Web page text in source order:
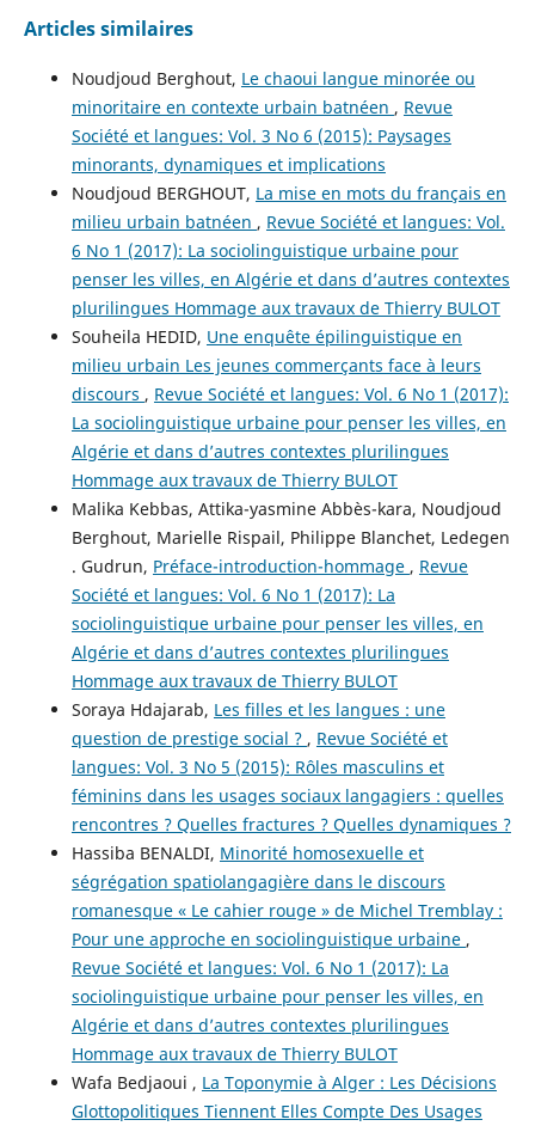
Articles similaires
Noudjoud Berghout, Le chaoui langue minorée ou
minoritaire en contexte urbain batnéen , Revue
Société et langues: Vol. 3 No 6 (2015): Paysages
minorants, dynamiques et implications
Noudjoud BERGHOUT, La mise en mots du français en
milieu urbain batnéen , Revue Société et langues: Vol.
6 No 1 (2017): La sociolinguistique urbaine pour
penser les villes, en Algérie et dans d’autres contextes
plurilingues Hommage aux travaux de Thierry BULOT
Souheila HEDID, Une enquête épilinguistique en
milieu urbain Les jeunes commerçants face à leurs
discours , Revue Société et langues: Vol. 6 No 1 (2017):
La sociolinguistique urbaine pour penser les villes, en
Algérie et dans d’autres contextes plurilingues
Hommage aux travaux de Thierry BULOT
Malika Kebbas, Attika-yasmine Abbès-kara, Noudjoud
Berghout, Marielle Rispail, Philippe Blanchet, Ledegen
. Gudrun, Préface-introduction-hommage , Revue
Société et langues: Vol. 6 No 1 (2017): La
sociolinguistique urbaine pour penser les villes, en
Algérie et dans d’autres contextes plurilingues
Hommage aux travaux de Thierry BULOT
Soraya Hdajarab, Les filles et les langues : une
question de prestige social ? , Revue Société et
langues: Vol. 3 No 5 (2015): Rôles masculins et
féminins dans les usages sociaux langagiers : quelles
rencontres ? Quelles fractures ? Quelles dynamiques ?
Hassiba BENALDI, Minorité homosexuelle et
ségrégation spatiolangagière dans le discours
romanesque « Le cahier rouge » de Michel Tremblay :
Pour une approche en sociolinguistique urbaine ,
Revue Société et langues: Vol. 6 No 1 (2017): La
sociolinguistique urbaine pour penser les villes, en
Algérie et dans d’autres contextes plurilingues
Hommage aux travaux de Thierry BULOT
Wafa Bedjaoui , La Toponymie à Alger : Les Décisions
Glottopolitiques Tiennent Elles Compte Des Usages